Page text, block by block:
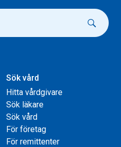
Sök vård
Hitta vårdgivare
Sök läkare
Sök vård
För företag
För remittenter